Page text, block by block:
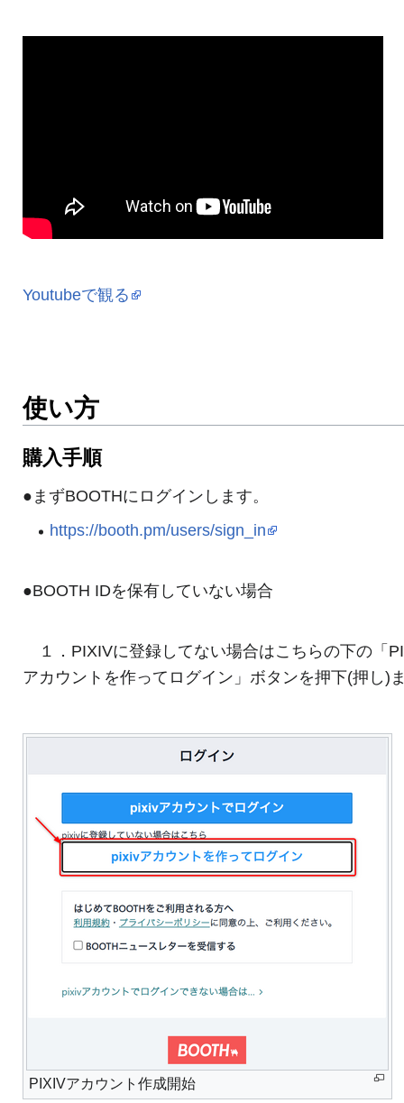
Youtubeで観る
使い方
購入手順
●まずBOOTHにログインします。
https://booth.pm/users/sign_in
●BOOTH IDを保有していない場合
１．PIXIVに登録してない場合はこちらの下の「
アカウントを作ってログイン」ボタンを押下(押し)
PIXIVアカウント作成開始